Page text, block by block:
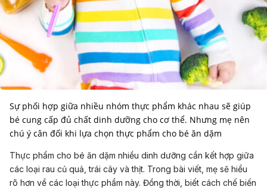
Sự phối hợp giữa nhiều nhóm thực phẩm khác nhau sẽ giúp
bé cung cấp đủ chất dinh dưỡng cho cơ thể. Nhưng mẹ nên
chú ý cân đối khi lựa chọn thực phẩm cho bé ăn dặm
Thực phẩm cho bé ăn dặm nhiều dinh dưỡng cần kết hợp giữa
các loại rau củ quả, trái cây và thịt. Trong bài viết, mẹ sẽ hiểu
rõ hơn về các loại thực phẩm này. Đồng thời, biết cách chế biến